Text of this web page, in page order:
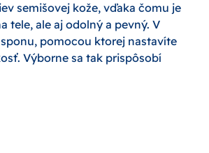
semišovej kože, vďaka čomu je
tele, ale aj odolný a pevný. V
pomocou ktorej nastavíte
Výborne sa tak prispôsobí